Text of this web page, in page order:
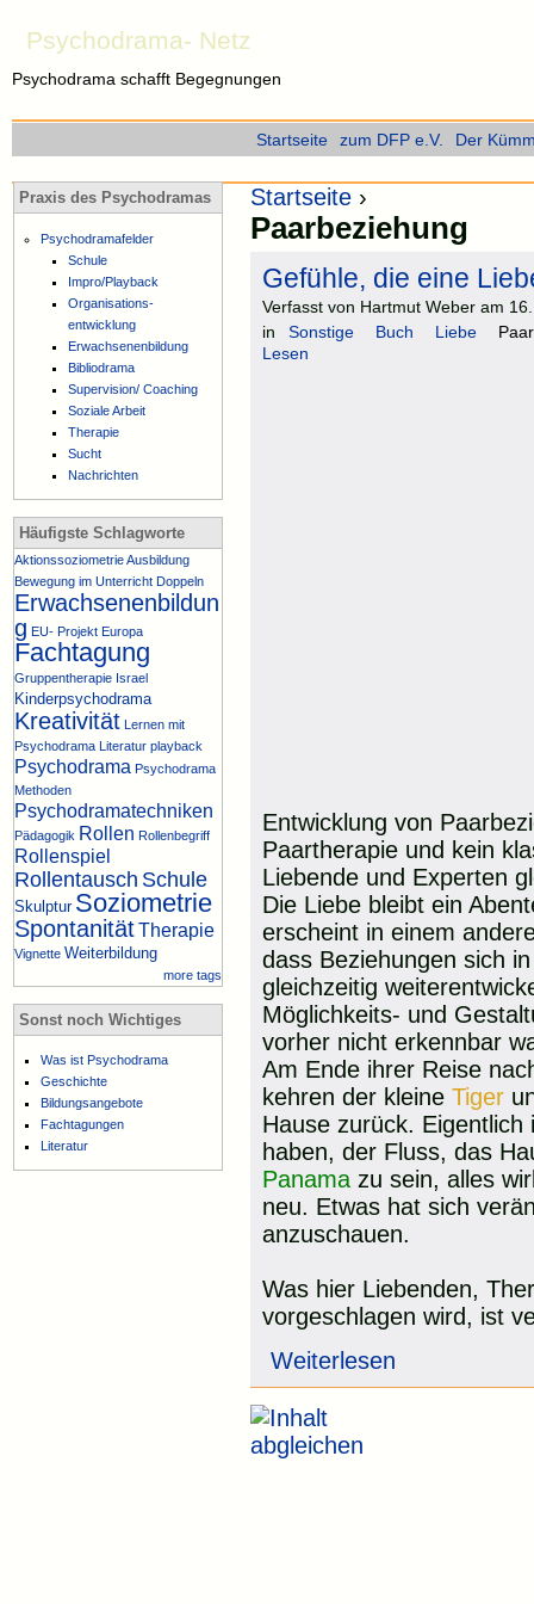
Psychodrama- Netz
Psychodrama schafft Begegnungen
Startseite ›
Paarbeziehung
Gefühle, die eine
Verfasst von Hartmut Weber am
in
Sonstige Buch Liebe
Lesen
Entwicklung von
Paartherapie und kein
Liebende und Experten
Die Liebe bleibt ein
erscheint in einem
dass Beziehungen sich
gleichzeitig
Möglichkeits- und
vorher nicht erkennbar
Am Ende ihrer Reise
kehren der kleine Tiger
Hause zurück.
haben, der Fluss, das
Panama zu sein, alles
neu. Etwas hat sich
anzuschauen.
Was hier Liebenden,
vorgeschlagen wird, ist
Weiterlesen
Startseite zum DFP e.V. Der
Praxis des Psychodramas
Psychodramafelder
Schule
Impro/Playback
Organisations-
entwicklung
Erwachsenenbildung
Bibliodrama
Supervision/ Coaching
Soziale Arbeit
Therapie
Sucht
Nachrichten
Häufigste Schlagworte
AktionssoziometrieAusbildung
Bewegung im Unterricht Doppeln
Erwachsenenbildun
g EU- Projekt Europa
Fachtagung
Gruppentherapie Israel
Kinderpsychodrama
Kreativität Lernen mit
Psychodrama Literatur playback
Psychodrama Psychodrama
Methoden
Psychodramatechniken
Pädagogik Rollen Rollenbegriff
Rollenspiel
Rollentausch Schule
Skulptur Soziometrie
SpontanitätTherapie
Vignette Weiterbildung
more tags
Sonst noch Wichtiges
Was ist Psychodrama
Geschichte
Bildungsangebote
Fachtagungen
Literatur